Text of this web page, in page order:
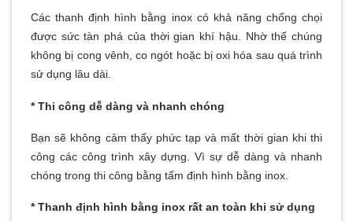
Các thanh định hình bằng inox có khả năng chống chọi
được sức tàn phá của thời gian khí hậu. Nhờ thế chúng
không bị cong vênh, co ngót hoặc bị oxi hóa sau quá trình
sử dụng lâu dài.
* Thi công dễ dàng và nhanh chóng
Bạn sẽ không cảm thấy phức tạp và mất thời gian khi thi
công các công trình xây dựng. Vì sự dễ dàng và nhanh
chóng trong thi công bằng tấm định hình bằng inox.
* Thanh định hình bằng inox rất an toàn khi sử dụng